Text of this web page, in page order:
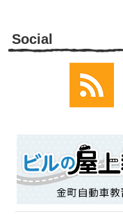
Social